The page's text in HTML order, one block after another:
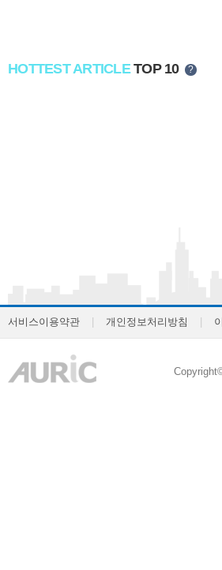
HOTTEST ARTICLETOP 10 ?
서비스이용약관 개인정보처리방침